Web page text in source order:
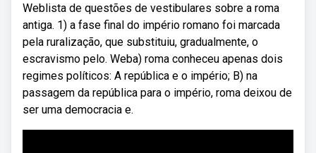
Weblista de questões de vestibulares sobre a roma
antiga. 1) a fase final do império romano foi mar­cada
pela ruralização, que substituiu, gra­dualmente, o
escravismo pelo. Weba) roma conheceu apenas dois
regimes políticos: A república e o império; B) na
passagem da república para o império, roma deixou de
ser uma democracia e.